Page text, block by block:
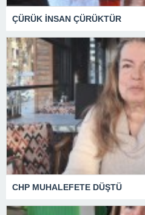
ÇÜRÜK İNSAN ÇÜRÜKTÜR
CHP MUHALEFETE DÜŞTÜ